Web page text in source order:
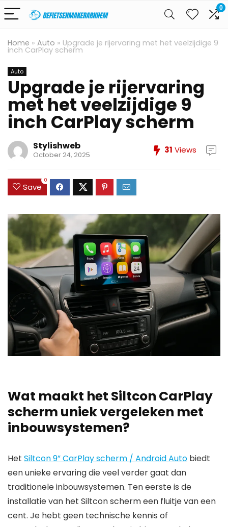
0
Home » Auto » Upgrade je rijervaring met het veelzijdige 9
inch CarPlay scherm
Auto
Upgrade je rijervaring
met het veelzijdige 9
inch CarPlay scherm
Stylishweb
October 24, 2025 31 Views
Save
0
Wat maakt het Siltcon CarPlay
scherm uniek vergeleken met
inbouwsystemen?
Het Siltcon 9” CarPlay scherm / Android Auto biedt
een unieke ervaring die veel verder gaat dan
traditionele inbouwsystemen. Ten eerste is de
installatie van het Siltcon scherm een fluitje van een
cent. Je hebt geen technische kennis of